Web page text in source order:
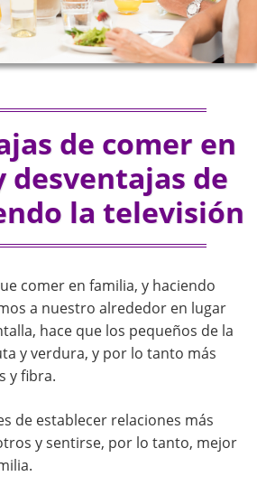
de comer en
desventajas de
la televisión
comer en familia, y haciendo
a nuestro alrededor en lugar
hace que los pequeños de la
y verdura, y por lo tanto más
y fibra.
de establecer relaciones más
y sentirse, por lo tanto, mejor